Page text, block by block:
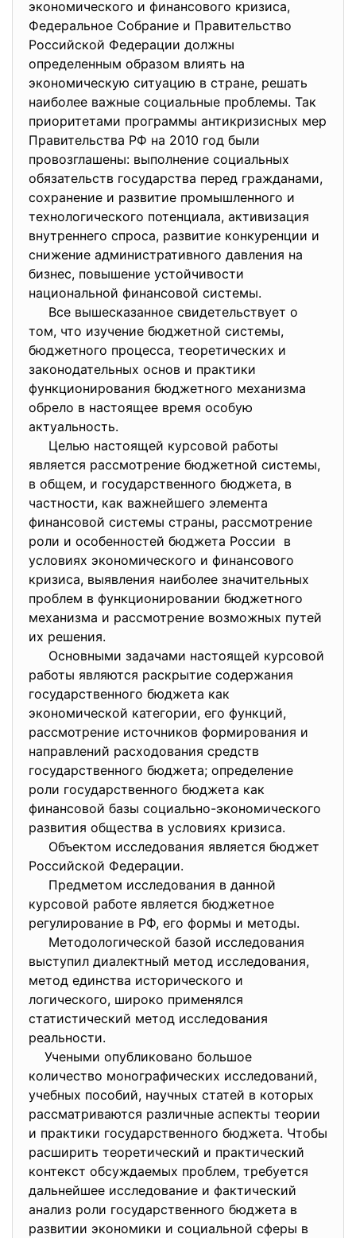
экономического и финансового кризиса,
Федеральное Собрание и Правительство
Российской Федерации должны
определенным образом влиять на
экономическую ситуацию в стране, решать
наиболее важные социальные проблемы. Так
приоритетами программы антикризисных мер
Правительства РФ на 2010 год были
провозглашены: выполнение социальных
обязательств государства перед гражданами,
сохранение и развитие промышленного и
технологического потенциала, активизация
внутреннего спроса, развитие конкуренции и
снижение административного давления на
бизнес, повышение устойчивости
национальной финансовой системы.
Все вышесказанное свидетельствует о
том, что изучение бюджетной системы,
бюджетного процесса, теоретических и
законодательных основ и практики
функционирования бюджетного механизма
обрело в настоящее время особую
актуальность.
Целью настоящей курсовой работы
является рассмотрение бюджетной системы,
в общем, и государственного бюджета, в
частности, как важнейшего элемента
финансовой системы страны, рассмотрение
роли и особенностей бюджета России в
условиях экономического и финансового
кризиса, выявления наиболее значительных
проблем в функционировании бюджетного
механизма и рассмотрение возможных путей
их решения.
Основными задачами настоящей курсовой
работы являются раскрытие содержания
государственного бюджета как
экономической категории, его функций,
рассмотрение источников формирования и
направлений расходования средств
государственного бюджета; определение
роли государственного бюджета как
финансовой базы социально-экономического
развития общества в условиях кризиса.
Объектом исследования является бюджет
Российской Федерации.
Предметом исследования в данной
курсовой работе является бюджетное
регулирование в РФ, его формы и методы.
Методологической базой исследования
выступил диалектный метод исследования,
метод единства исторического и
логического, широко применялся
статистический метод исследования
реальности.
Учеными опубликовано большое
количество монографических исследований,
учебных пособий, научных статей в которых
рассматриваются различные аспекты теории
и практики государственного бюджета. Чтобы
расширить теоретический и практический
контекст обсуждаемых проблем, требуется
дальнейшее исследование и фактический
анализ роли государственного бюджета в
развитии экономики и социальной сферы в